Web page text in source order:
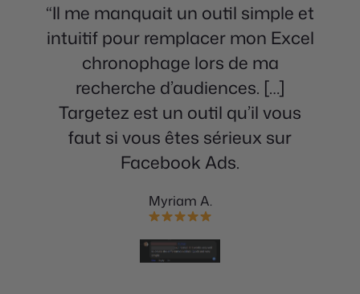
“Il me manquait un outil simple et
intuitif pour remplacer mon Excel
chronophage lors de ma
recherche d’audiences. […]
Targetez est un outil qu’il vous
faut si vous êtes sérieux sur
Facebook Ads.
Myriam A.